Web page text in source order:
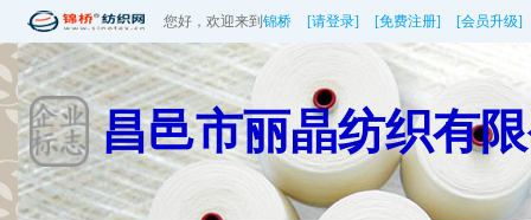
您好，欢迎来到 锦桥 [请登录] [免费注册] [会员升级]
昌邑市丽晶纺织有